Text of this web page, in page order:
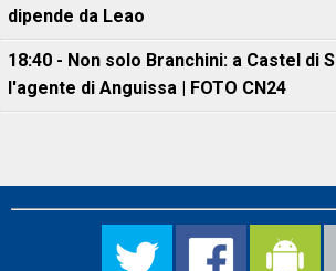
dipende da Leao
18:40 - Non solo Branchini: a Castel di
l'agente di Anguissa | FOTO CN24